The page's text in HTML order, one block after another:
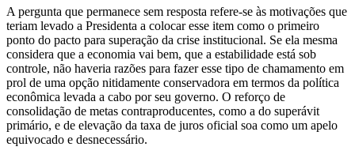
A pergunta que permanece sem resposta refere-se às motivações que
teriam levado a Presidenta a colocar esse item como o primeiro
ponto do pacto para superação da crise institucional. Se ela mesma
considera que a economia vai bem, que a estabilidade está sob
controle, não haveria razões para fazer esse tipo de chamamento em
prol de uma opção nitidamente conservadora em termos da política
econômica levada a cabo por seu governo. O reforço de
consolidação de metas contraproducentes, como a do superávit
primário, e de elevação da taxa de juros oficial soa como um apelo
equivocado e desnecessário.